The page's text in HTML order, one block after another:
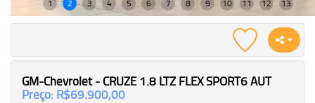
GM-Chevrolet - CRUZE 1.8 LTZ FLEX SPORT6 AUT
Preço: R$69.900,00